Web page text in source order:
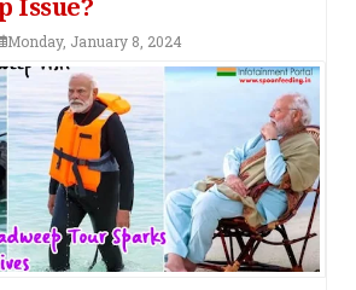
Issue?
Monday, January 8, 2024